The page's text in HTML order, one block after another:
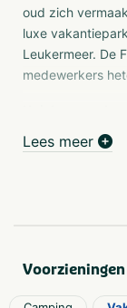
oud zich
luxe
Leukermeer. De
medewerkers
Voor
aansluitende
varen bent u op
Lees meer
Voorzieningen